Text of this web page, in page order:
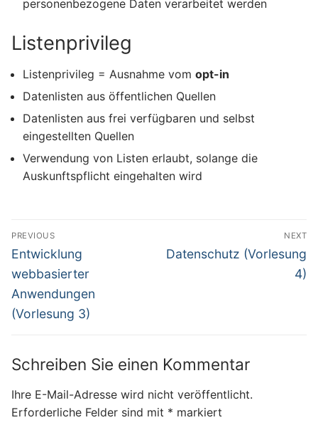
personenbezogene Daten verarbeitet werden
Listenprivileg
Listenprivileg = Ausnahme vom opt-in
Datenlisten aus öffentlichen Quellen
Datenlisten aus frei verfügbaren und selbst
eingestellten Quellen
Verwendung von Listen erlaubt, solange die
Auskunftspflicht eingehalten wird
Beitragsnavigation
PREVIOUS
Previous
post:
Entwicklung
webbasierter
Anwendungen
(Vorlesung 3)
NEXT
Next
Datenschutz (Vorlesung
4)
Schreiben Sie einen Kommentar
Ihre E-Mail-Adresse wird nicht veröffentlicht.
Erforderliche Felder sind mit * markiert